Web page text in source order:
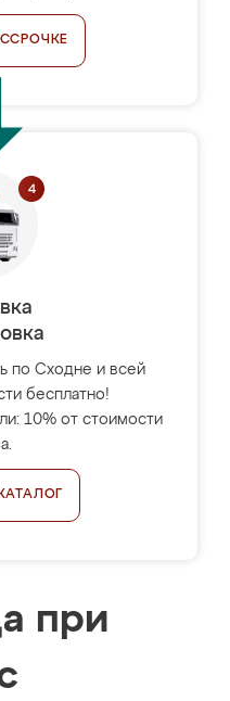
по Сходне и всей
бесплатно!
10% от стоимости
при